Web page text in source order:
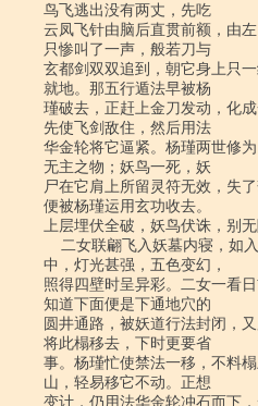
鸟飞逃出没有两丈，先吃
云凤飞针由脑后直贯前额，由
只惨叫了一声，般若刀与
玄都剑双双追到，朝它身上只
就地。那五行遁法早被杨
瑾破去，正赶上金刀发动，化
先使飞剑敌住，然后用法
华金轮将它逼紧。杨瑾两世修
无主之物；妖鸟一死，妖
尸在它肩上所留灵符无效，失
便被杨瑾运用玄功收去。
上层埋伏全破，妖鸟伏诛，别无
中，灯光甚强，五色变幻，
照得四壁时呈异彩。二女一看
知道下面便是下通地穴的
圆井通路，被妖道行法封闭，
将此榻移去，下时更要省
事。杨瑾忙使禁法一移，不料
山，轻易移它不动。正想
变计，仍用法华金轮冲石而下